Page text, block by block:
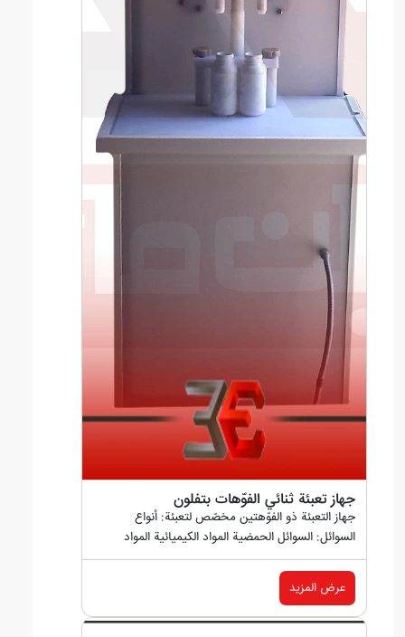
جهاز تعبئة ثنائي الفوّهات بتفلون
جهاز التعبئة ذو الفوّهتين مخصّص لتعبئة: أنواع
السوائل: السوائل الحمضية المواد الكيميائية المواد
المسبّبة للتآكل...
عرض المزيد